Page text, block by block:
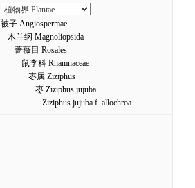
被子 Angiospermae
木兰纲 Magnoliopsida
蔷薇目 Rosales
鼠李科 Rhamnaceae
枣属 Ziziphus
枣 Ziziphus jujuba
Ziziphus jujuba f. allochroa